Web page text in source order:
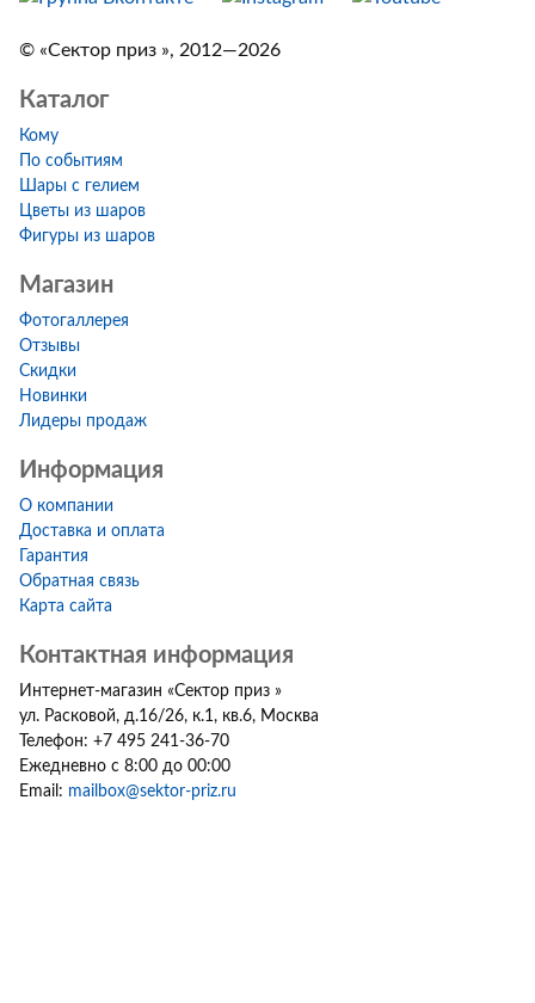
© «Сектор приз », 2012—2026
Каталог
Кому
По событиям
Шары с гелием
Цветы из шаров
Фигуры из шаров
Магазин
Фотогаллерея
Отзывы
Скидки
Новинки
Лидеры продаж
Информация
О компании
Доставка и оплата
Гарантия
Обратная связь
Карта сайта
Контактная информация
Интернет-магазин «Сектор приз »
ул. Расковой, д.16/26, к.1, кв.6, Москва
Телефон: +7 495 241-36-70
Ежедневно с 8:00 до 00:00
Email: mailbox@sektor-priz.ru